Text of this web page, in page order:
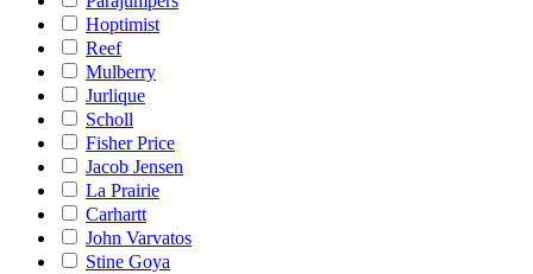
Hoptimist
Reef
Mulberry
Jurlique
Scholl
Fisher Price
Jacob Jensen
La Prairie
Carhartt
John Varvatos
Stine Goya